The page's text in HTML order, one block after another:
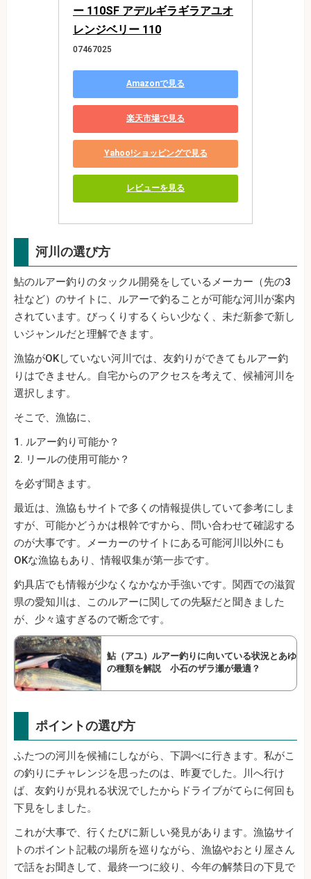
ー 110SF アデルギラギラアユオ
レンジベリー 110
07467025
Amazonで見る
楽天市場で見る
Yahoo!ショッピングで見る
レビューを見る
河川の選び方
鮎のルアー釣りのタックル開発をしているメーカー（先の3
社など）のサイトに、ルアーで釣ることが可能な河川が案内
されています。びっくりするくらい少なく、未だ新参で新し
いジャンルだと理解できます。
漁協がOKしていない河川では、友釣りができてもルアー釣
りはできません。自宅からのアクセスを考えて、候補河川を
選択します。
そこで、漁協に、
1. ルアー釣り可能か？
2. リールの使用可能か？
を必ず聞きます。
最近は、漁協もサイトで多くの情報提供していて参考にしま
すが、可能かどうかは根幹ですから、問い合わせて確認する
のが大事です。メーカーのサイトにある可能河川以外にも
OKな漁協もあり、情報収集が第一歩です。
釣具店でも情報が少なくなかなか手強いです。関西での滋賀
県の愛知川は、このルアーに関しての先駆だと聞きました
が、少々遠すぎるので断念です。
鮎（アユ）ルアー釣りに向いている状況とあゆ
の種類を解説 小石のザラ瀬が最適？
ポイントの選び方
ふたつの河川を候補にしながら、下調べに行きます。私がこ
の釣りにチャレンジを思ったのは、昨夏でした。川へ行け
ば、友釣りが見れる状況でしたからドライブがてらに何回も
下見をしました。
これが大事で、行くたびに新しい発見があります。漁協サイ
トのポイント記載の場所を巡りながら、漁協やおとり屋さん
で話をお聞きして、最終一つに絞り、今年の解禁日の下見で